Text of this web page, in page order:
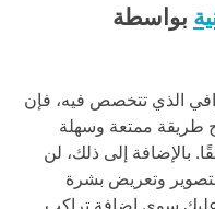
بواسطة
الذي تتخصص فيه، فإن
طريقة ممتعة وسهلة
بالإضافة إلى ذلك، لن
وتعريض بشرة